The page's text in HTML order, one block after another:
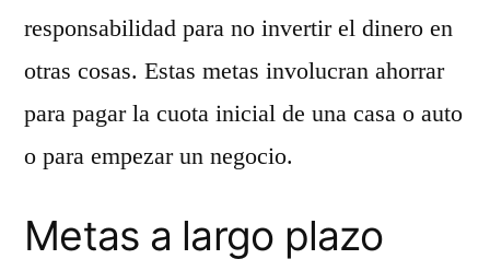
responsabilidad para no invertir el dinero en
otras cosas. Estas metas involucran ahorrar
para pagar la cuota inicial de una casa o auto
o para empezar un negocio.
Metas a largo plazo